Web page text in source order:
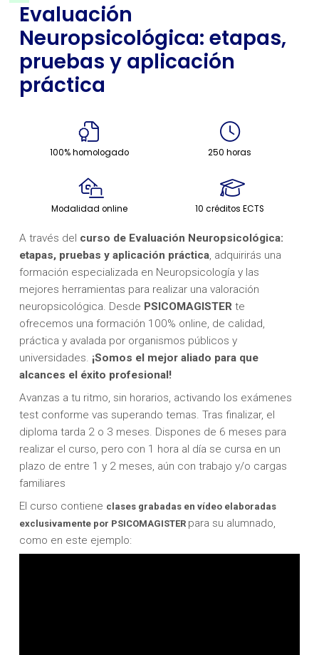
Evaluación
Neuropsicológica: etapas,
pruebas y aplicación
práctica
100% homologado 250 horas
Modalidad online 10 créditos ECTS
A través del curso de Evaluación Neuropsicológica:
etapas, pruebas y aplicación práctica, adquirirás una
formación especializada en Neuropsicología y las
mejores herramientas para realizar una valoración
neuropsicológica. Desde PSICOMAGISTERte
ofrecemos una formación 100% online, de calidad,
práctica y avalada por organismos públicos y
universidades. ¡Somos el mejor aliado para que
alcances el éxito profesional!
Avanzas a tu ritmo, sin horarios, activando los exámenes
test conforme vas superando temas. Tras finalizar, el
diploma tarda 2 o 3 meses. Dispones de 6 meses para
realizar el curso, pero con 1 hora al día se cursa en un
plazo de entre 1 y 2 meses, aún con trabajo y/o cargas
familiares
El curso contiene clases grabadas en vídeo elaboradas
exclusivamente por PSICOMAGISTER para su alumnado,
como en este ejemplo: